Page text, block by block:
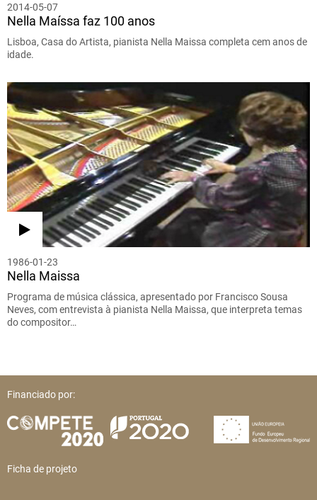
2014-05-07
Nella Maíssa faz 100 anos
Lisboa, Casa do Artista, pianista Nella Maissa completa cem anos de
idade.
1986-01-23
Nella Maissa
Programa de música clássica, apresentado por Francisco Sousa
Neves, com entrevista à pianista Nella Maissa, que interpreta temas
do compositor…
Financiado por:
Ficha de projeto